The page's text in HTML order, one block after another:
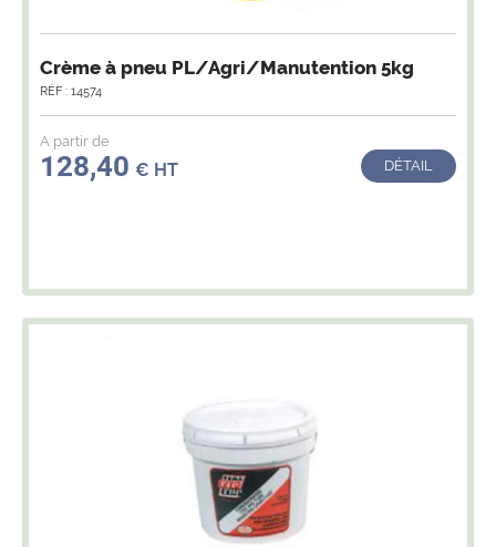
Crème à pneu PL/Agri/Manutention 5kg
RÉF : 14574
A partir de
128,40 € HT DÉTAIL